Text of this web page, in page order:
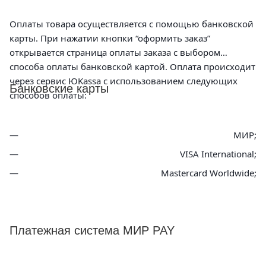
Оплаты товара осуществляется с помощью банковской
карты. При нажатии кнопки “оформить заказ”
открывается страница оплаты заказа с выбором
способа оплаты банковской картой. Оплата происходит
через сервис ЮKassa с использованием следующих
способов оплаты:
Банковские карты
МИР;
VISA International;
Mastercard Worldwide;
Платежная система МИР PAY